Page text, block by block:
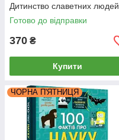
Дитинство славетних людей
Готово до відправки
370 ₴
Купити
ЧОРНА П'ЯТНИЦЯ